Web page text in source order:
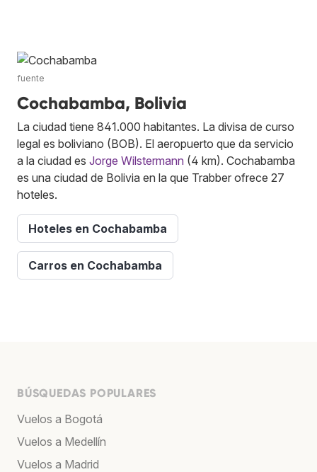
fuente
Cochabamba, Bolivia
La ciudad tiene 841.000 habitantes. La divisa de curso
legal es boliviano (BOB). El aeropuerto que da servicio
a la ciudad es Jorge Wilstermann (4 km). Cochabamba
es una ciudad de Bolivia en la que Trabber ofrece 27
hoteles.
Hoteles en Cochabamba
Carros en Cochabamba
BÚSQUEDAS POPULARES
Vuelos a Bogotá
Vuelos a Medellín
Vuelos a Madrid